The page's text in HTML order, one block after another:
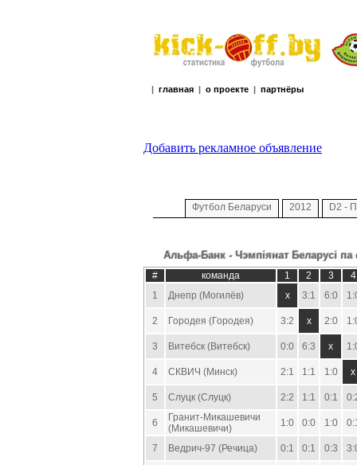
| главная | о проекте | партнёры
Добавить рекламное объявление
Футбол Беларуси 2012 D2 -
Альфа-Банк - Чэмпiянат Беларусi
# команда 1 2 3
4
1
Днепр (Могилёв) x 3:1 6:0
2 Городея (Городея) 3:2 x 2:0
3 Витебск (Витебск) 0:0 6:3 x
4 СКВИЧ (Минск) 2:1 1:1 1:0 x
5 Слуцк (Слуцк) 2:2 1:1 0:1
6
Гранит-Микашевичи
(Микашевичи)
1:0 0:0 1:0
7 Ведрич-97 (Речица) 0:1 0:1 0:3